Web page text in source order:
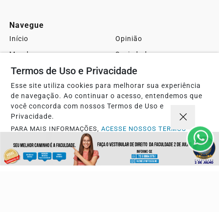
Navegue
Início
Opinião
Mundo
Sociedade
Ciência & Tecnologia
Educação
Política
Economia
Agro
Justiça
Saúde
Esportes
Cidades
Cultura
Futebol
Sobre
Termos de Uso e Privacidade
Esse site utiliza cookies para melhorar sua experiência
de navegação. Ao continuar o acesso, entendemos que
você concorda com nossos Termos de Uso e
Privacidade.
PARA MAIS INFORMAÇÕES,ACESSE NOSSOS TERMOS
PROSSEGUIR